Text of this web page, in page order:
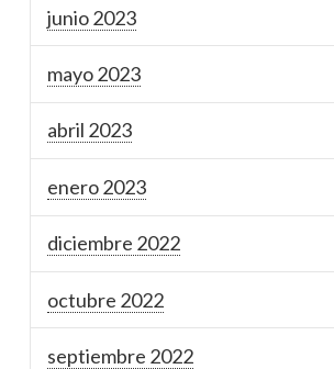
junio 2023
mayo 2023
abril 2023
enero 2023
diciembre 2022
octubre 2022
septiembre 2022